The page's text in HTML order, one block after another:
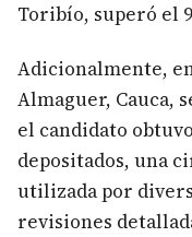
Toribío, superó el
Adicionalmente,
Almaguer, Cauca,
el candidato
depositados, una
utilizada por
revisiones